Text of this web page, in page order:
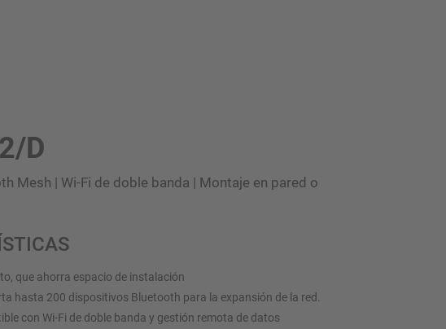
D
Mesh | Wi-Fi de doble banda | Montaje en pared o
que ahorra espacio de instalación
hasta 200 dispositivos Bluetooth para la expansión de la red.
con Wi-Fi de doble banda y gestión remota de datos